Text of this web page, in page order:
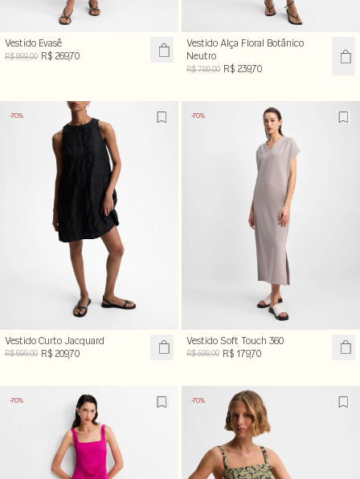
Vestido Evasê
R$ 899,00 R$ 269,70
Vestido Alça Floral Botânico
Neutro
R$ 799,00 R$ 239,70
-70%
Vestido Curto Jacquard
R$ 699,00 R$ 209,70
-70%
Vestido Soft Touch 360
R$ 599,00 R$ 179,70
-70% -70%